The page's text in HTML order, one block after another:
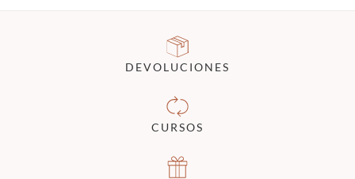
DEVOLUCIONES
CURSOS